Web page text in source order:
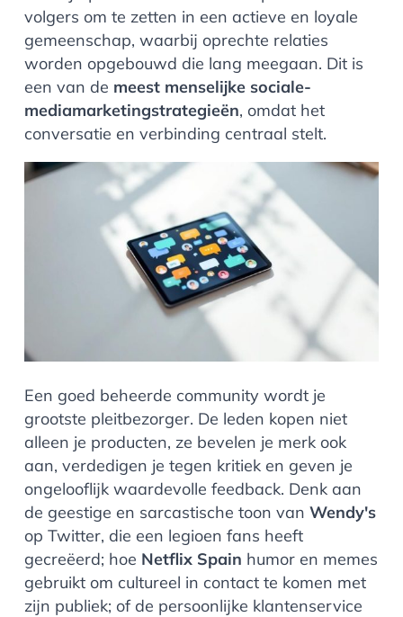
volgers om te zetten in een actieve en loyale
gemeenschap, waarbij oprechte relaties
worden opgebouwd die lang meegaan. Dit is
een van de meest menselijke sociale-
mediamarketingstrategieën, omdat het
conversatie en verbinding centraal stelt.
Een goed beheerde community wordt je
grootste pleitbezorger. De leden kopen niet
alleen je producten, ze bevelen je merk ook
aan, verdedigen je tegen kritiek en geven je
ongelooflijk waardevolle feedback. Denk aan
de geestige en sarcastische toon van Wendy's
op Twitter, die een legioen fans heeft
gecreëerd; hoe Netflix Spain humor en memes
gebruikt om cultureel in contact te komen met
zijn publiek; of de persoonlijke klantenservice